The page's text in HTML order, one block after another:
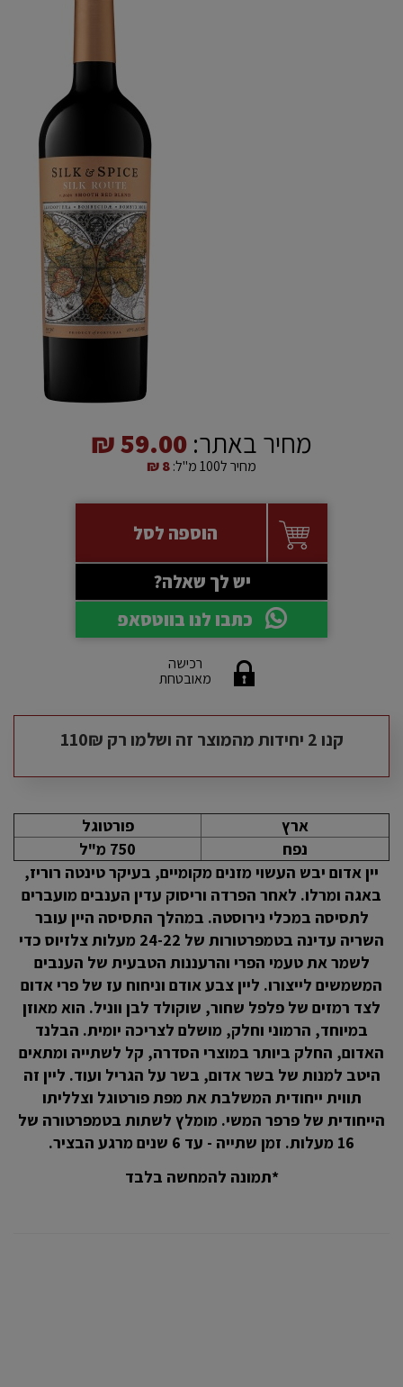
מחיר באתר: 59.00 ₪
מחיר ל100 מ"ל:
הוספה לסל
יש לך שאלה?
כתבו לנו בווטסאפ
רכישה
מאובטחת
קנו 2 יחידות מהמוצר זה ושלמו רק 110₪
ארץ
פורטוגל
נפח
750 מ"ל
יין אדום יבש העשוי מזנים מקומיים, בעיקר טינטה רוריז,
באגה ומרלו. לאחר הפרדה וריסוק עדין הענבים מועברים
לתסיסה במכלי נירוסטה. במהלך התסיסה היין עובר
השריה עדינה בטמפרטורות של 24-22 מעלות צלזיוס כדי
לשמר את טעמי הפרי והרעננות הטבעית של הענבים
המשמשים לייצורו. ליין צבע אודם וניחוח עז של פרי אדום
לצד רמזים של פלפל שחור, שוקולד לבן ווניל. הוא מאוזן
במיוחד, הרמוני וחלק, מושלם לצריכה יומית. הבלנד
האדום, החלק ביותר במוצרי הסדרה, קל לשתייה ומתאים
היטב למנות של בשר אדום, בשר על הגריל ועוד. ליין זה
תווית ייחודית המשלבת את מפת פורטוגל וצלליתו
הייחודית של פרפר המשי. מומלץ לשתות בטמפרטורה של
16 מעלות. זמן שתייה - עד 6 שנים מרגע הבציר.
*תמונה להמחשה בלבד